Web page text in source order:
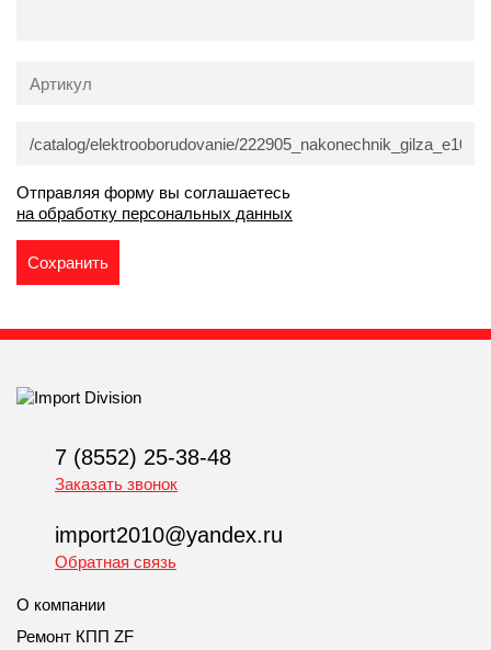
Отправляя форму вы соглашаетесь
на обработку персональных данных
7 (8552) 25-38-48
Заказать звонок
import2010@yandex.ru
Обратная связь
О компании
Ремонт КПП ZF